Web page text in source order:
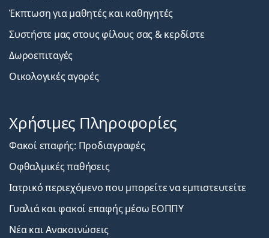
Έκπτωση για μαθητές και καθηγητές
Συστήστε μας στους φίλους σας & κερδίστε
Δωροεπιταγές
Οικολογικές αγορές
Χρήσιμες Πληροφορίες
Φακοί επαφής: Προδιαγραφές
Οφθαλμικές παθήσεις
Ιατρικό περιεχόμενο που μπορείτε να εμπιστευτείτε
Γυαλιά και φακοί επαφής μέσω ΕΟΠΠΥ
Νέα και Ανακοινώσεις